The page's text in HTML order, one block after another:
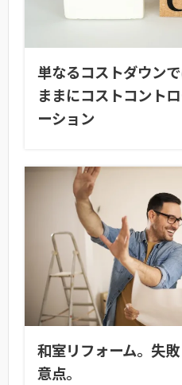
単なるコストダウン
ままにコストコント
ーション
和室リフォーム。失
意点。